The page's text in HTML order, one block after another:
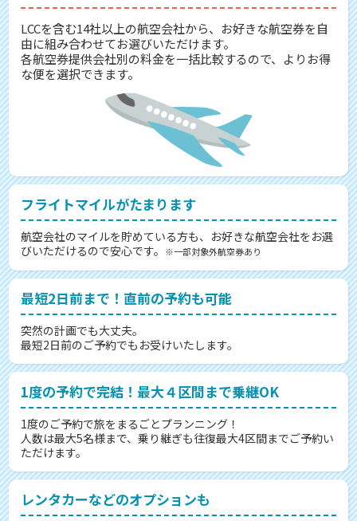
LCCを含む14社以上の航空会社から、お好きな航空券を自
由に組み合わせてお選びいただけます。
各航空券提供会社別の料金を一括比較するので、よりお得
な便を選択できます。
フライトマイルがたまります
航空会社のマイルを貯めている方も、お好きな航空会社をお選
びいただけるので安心です。
※一部対象外航空券あり
最短2日前まで！直前の予約も可能
突然の計画でも大丈夫。
最短2日前のご予約でもお受けいたします。
1度の予約で完結！最大４区間まで乗継OK
1度のご予約で旅をまるごとプランニング！
人数は最大5名様まで、乗り継ぎも往復最大4区間までご予約い
ただけます。
レンタカーなどのオプションも